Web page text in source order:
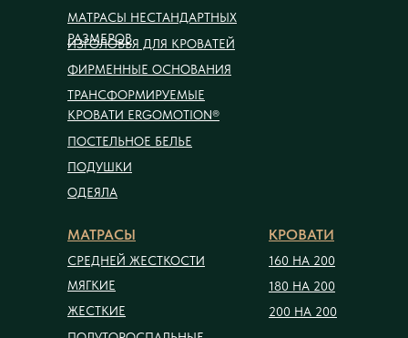
МАТРАСЫ
СРЕДНЕЙ ЖЕСТКОСТИ
МЯГКИЕ
ЖЕСТКИЕ
КРОВАТИ
160 НА 200
180 НА 200
200 НА 200
МАТРАСЫ НЕСТАНДАРТНЫХ
РАЗМЕРОВ
ИЗГОЛОВЬЯ ДЛЯ КРОВАТЕЙ
ФИРМЕННЫЕ ОСНОВАНИЯ
ТРАНСФОРМИРУЕМЫЕ
КРОВАТИ ERGOMOTION®
ПОСТЕЛЬНОЕ БЕЛЬЕ
ПОДУШКИ
ОДЕЯЛА